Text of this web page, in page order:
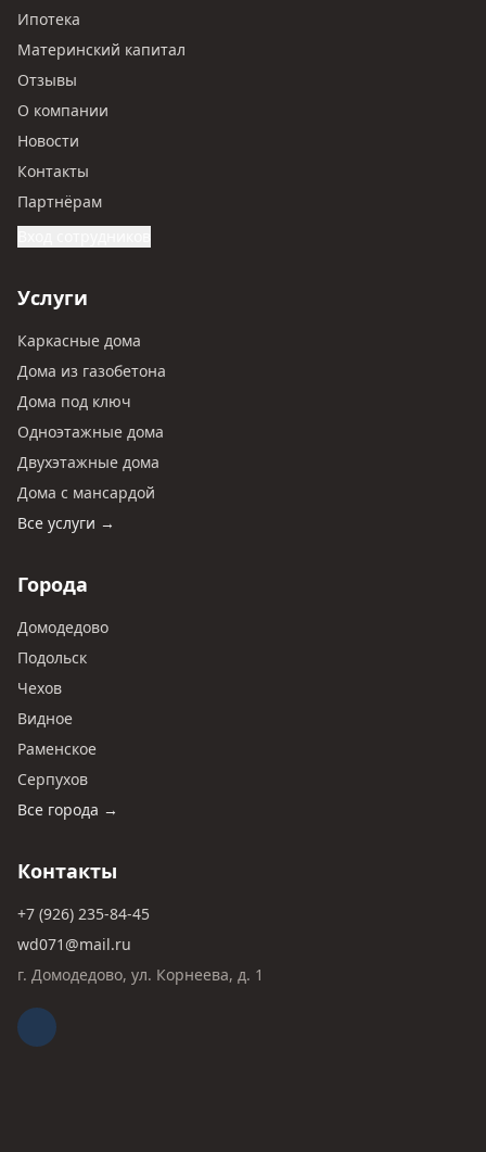
Ипотека
Материнский капитал
Отзывы
О компании
Новости
Контакты
Партнёрам
Услуги
Каркасные дома
Дома из газобетона
Дома под ключ
Одноэтажные дома
Двухэтажные дома
Дома с мансардой
Все услуги →
Города
Домодедово
Подольск
Чехов
Видное
Раменское
Серпухов
Все города →
Контакты
+7 (926) 235-84-45
wd071@mail.ru
г. Домодедово, ул. Корнеева, д. 1